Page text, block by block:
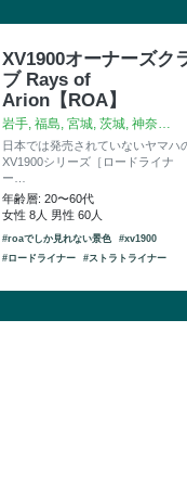
XV1900オーナーズク
ブ Rays of
Arion【ROA】
岩手, 福島, 宮城, 茨城, 神奈…
日本では発売されていないヤマハ
XV1900シリーズ［ロードライナ
ー…
年齢層: 20〜60代
女性 8人 男性 60人
#roaでしか見れない景色
#xv1900
#ロードライナー
#ストラトライナー